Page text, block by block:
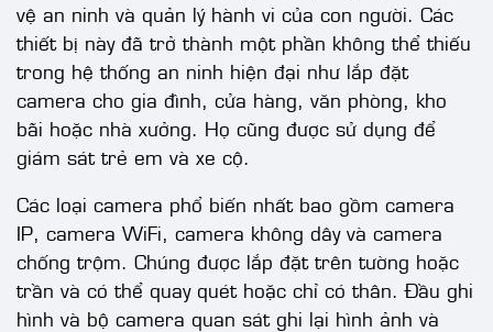
vệ an ninh và quản lý hành vi của con người. Các
thiết bị này đã trở thành một phần không thể thiếu
trong hệ thống an ninh hiện đại như lắp đặt
camera cho gia đình, cửa hàng, văn phòng, kho
bãi hoặc nhà xưởng. Họ cũng được sử dụng để
giám sát trẻ em và xe cộ.
Các loại camera phổ biến nhất bao gồm camera
IP, camera WiFi, camera không dây và camera
chống trộm. Chúng được lắp đặt trên tường hoặc
trần và có thể quay quét hoặc chỉ có thân. Đầu ghi
hình và bộ camera quan sát ghi lại hình ảnh và